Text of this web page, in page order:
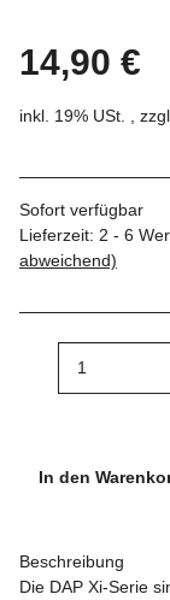
14,90 €
inkl. 19% USt. , zzgl.
Sofort verfügbar
Lieferzeit: 2 - 6
abweichend)
In den
Beschreibung
Die DAP Xi-Serie